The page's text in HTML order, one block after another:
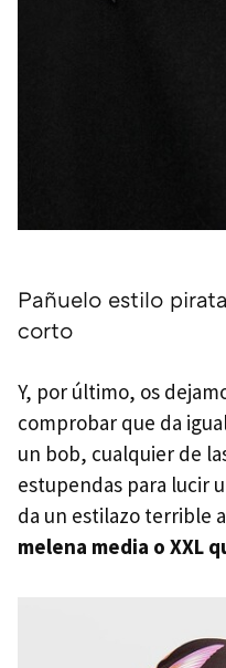
Pañuelo estilo
corto
Y, por último, os
comprobar que da
un bob, cualquier de
estupendas para lucir
da un estilazo terrible
melena media o XXL